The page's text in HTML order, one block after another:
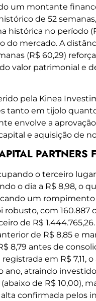
um montante
de 52
histórica no período
do mercado. A
(R$ 60,29)
valor patrimonial e
pela Kinea
tanto em tijolo
envolve a
e aquisição de
o terceiro
o dia a R$ 8,98, o
um
robusto, com
de R$
de R$ 8,85 e
8,79 antes de
em R$ 7,11,
ano, atraindo
de R$ 10,00),
confirmada pelos